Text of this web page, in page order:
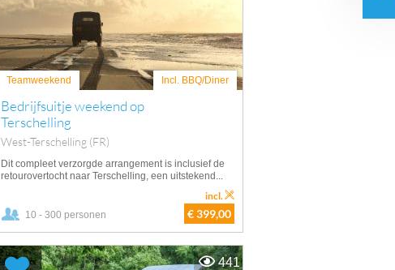
Teamweekend Incl. BBQ/Diner
Bedrijfsuitje weekend op
Terschelling
West-Terschelling (FR)
Dit compleet verzorgde arrangement is inclusief de
retourovertocht naar Terschelling, een uitstekend...
10 - 300 personen € 399,00
incl.
441